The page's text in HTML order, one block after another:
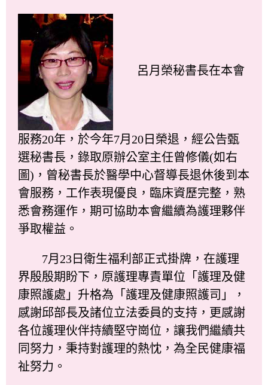
呂月榮秘書長在本會
服務20年，於今年7月20日榮退，經公告甄
選秘書長，錄取原辦公室主任曾修儀(如右
圖)，曾秘書長於醫學中心督導長退休後到本
會服務，工作表現優良，臨床資歷完整，熟
悉會務運作，期可協助本會繼續為護理夥伴
爭取權益。
7月23日衛生福利部正式掛牌，在護理
界殷殷期盼下，原護理專責單位「護理及健
康照護處」升格為「護理及健康照護司」，
感謝邱部長及諸位立法委員的支持，更感謝
各位護理伙伴持續堅守崗位，讓我們繼續共
同努力，秉持對護理的熱忱，為全民健康福
祉努力。